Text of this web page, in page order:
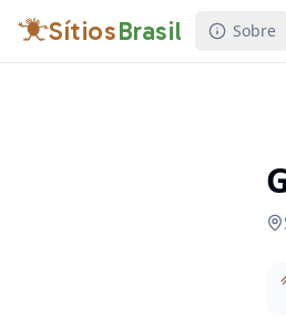
SítiosBrasil Sobre